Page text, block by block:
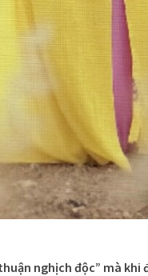
nghịch độc” mà khi